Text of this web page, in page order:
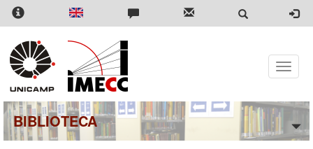
Pular
para
conteúdo
principal
Toggle
BIBLIOTECA